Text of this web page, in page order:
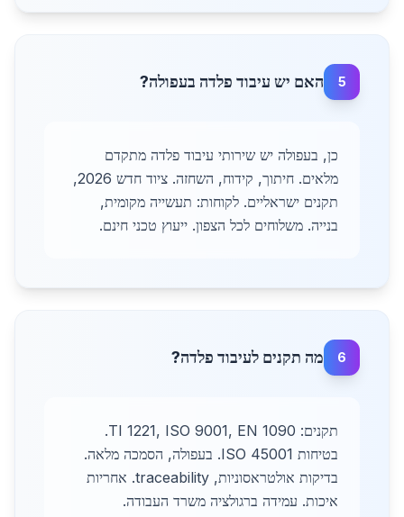
5 האם יש עיבוד פלדה בעפולה?
כן, בעפולה יש שירותי עיבוד פלדה מתקדם
מלאים. חיתוך, קידוח, השחזה. ציוד חדש 2026,
תקנים ישראליים. לקוחות: תעשייה מקומית,
בנייה. משלוחים לכל הצפון. ייעוץ טכני חינם.
6 מה תקנים לעיבוד פלדה?
תקנים: TI 1221, ISO 9001, EN 1090.
בטיחות ISO 45001. בעפולה, הסמכה מלאה.
בדיקות אולטראסוניות, traceability. אחריות
איכות. עמידה ברגולציה משרד העבודה.